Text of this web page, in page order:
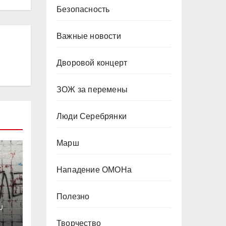
Безопасность
Важные новости
Дворовой концерт
ЗОЖ за перемены
Люди Серебрянки
Марш
Нападение ОМОНа
Полезно
Творчество